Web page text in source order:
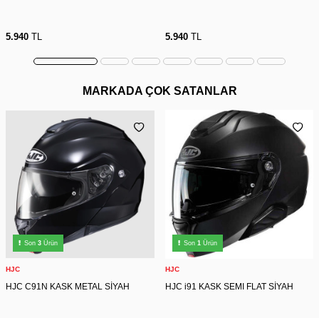
5.940 TL 5.940TL
MARKADA ÇOK SATANLAR
Son 3 Ürün
HJC
HJC C91N KASK METAL SİYAH
Son 1 Ürün
HJC
HJC i91 KASK SEMI FLAT SİYAH